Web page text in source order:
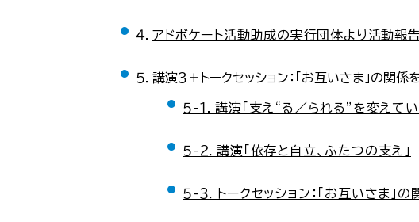
４． アドボケート活動助成の実行団体より活動報
５．講演３＋トークセッション：「お互いさま」の関係
５-１．講演「支え“る／られる”を変えてい
５-２．講演「依存と自立、ふたつの支え」
５-３．トークセッション：「お互いさま」